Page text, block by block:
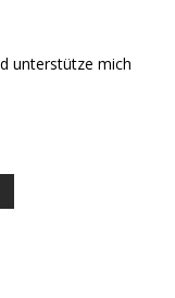
unterstütze mich